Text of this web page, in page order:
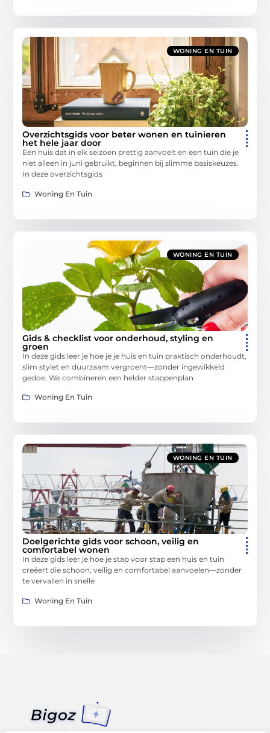
WONING EN TUIN
Overzichtsgids voor beter wonen en tuinieren
het hele jaar door
Een huis dat in elk seizoen prettig aanvoelt en een tuin die je
niet alleen in juni gebruikt, beginnen bij slimme basiskeuzes.
In deze overzichtsgids
Woning En Tuin
WONING EN TUIN
Gids & checklist voor onderhoud, styling en
groen
In deze gids leer je hoe je je huis en tuin praktisch onderhoudt,
slim stylet en duurzaam vergroent—zonder ingewikkeld
gedoe. We combineren een helder stappenplan
Woning En Tuin
WONING EN TUIN
Doelgerichte gids voor schoon, veilig en
comfortabel wonen
In deze gids leer je hoe je stap voor stap een huis en tuin
creëert die schoon, veilig en comfortabel aanvoelen—zonder
te vervallen in snelle
Woning En Tuin